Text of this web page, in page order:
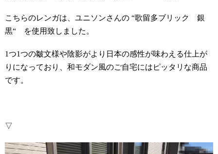
こちらのレンガは、ユニソンさんの “歌留多ブリック 銀
黒“ を使用致しました。
1つ1つの皺文様や陰影がより日本の感性が味わえる仕上が
りになっており、和モダン風のご自宅にはピッタリな商品
です。
▽